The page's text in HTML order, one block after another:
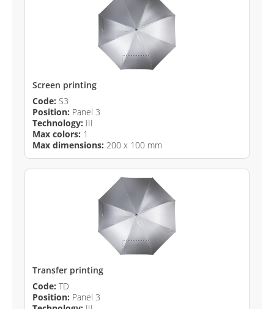
Screen printing
Code: S3
Position: Panel 3
Technology: III
Max colors: 1
Max dimensions: 200 x 100 mm
Transfer printing
Code: TD
Position: Panel 3